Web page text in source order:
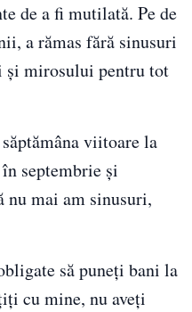
de a fi mutilată. Pe de
a rămas fără sinusuri
și mirosului pentru tot
viitoare la
septembrie și
nu mai am sinusuri,
să puneți bani la
cu mine, nu aveți